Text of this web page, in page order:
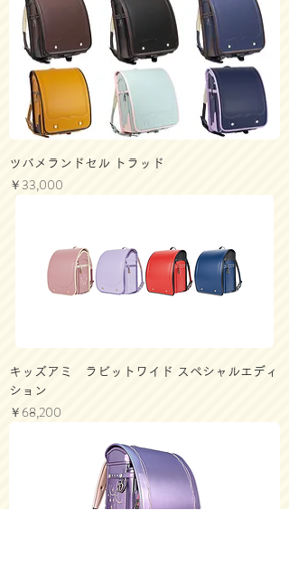
ツバメランドセル トラッド
価格
￥33,000
キッズアミ ラビットワイド スペシャルエディ
ション
価格
￥68,200